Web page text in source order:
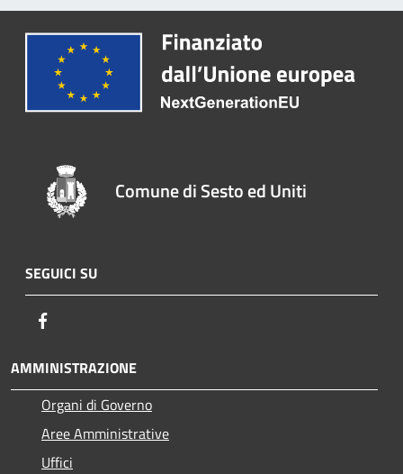
Comune di Sesto ed Uniti
SEGUICI SU
AMMINISTRAZIONE
Organi di Governo
Aree Amministrative
Uffici